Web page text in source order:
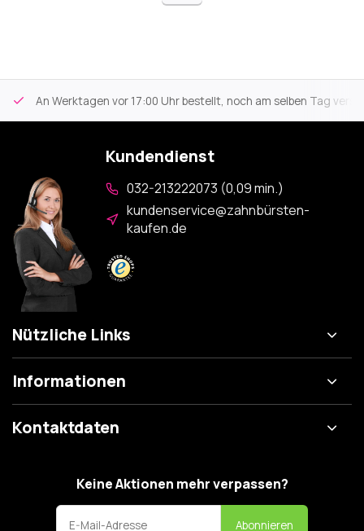
An Werktagen vor 17:00 Uhr bestellt, noch am selben Tag
Kundendienst
032-213222073 (0,09 min.)
kundenservice@zahnbürsten-
kaufen.de
Nützliche Links
Informationen
Kontaktdaten
Keine Aktionen mehr verpassen?
Abonnieren